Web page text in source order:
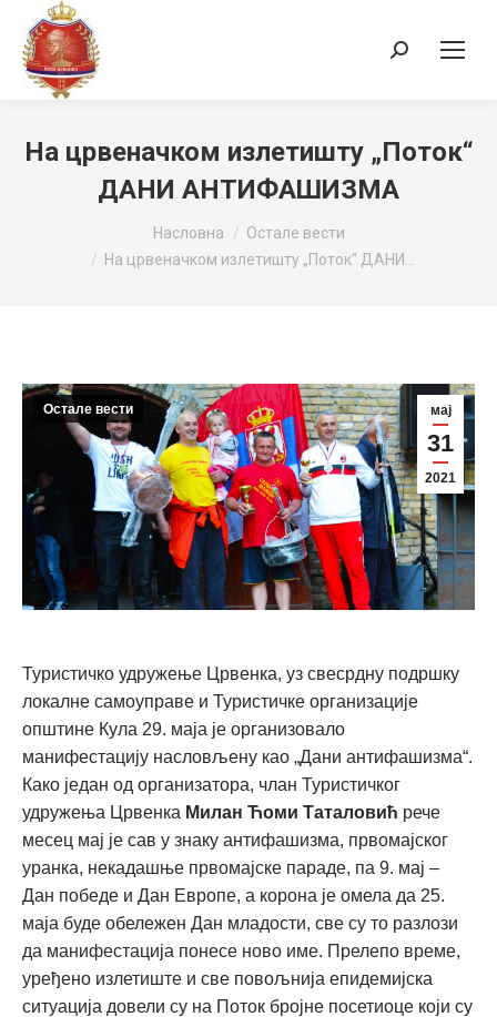
Search:
На црвеначком излетишту „Поток“
ДАНИ АНТИФАШИЗМА
Насловна
Остале вести
На црвеначком излетишту „Поток“ ДАНИ…
мај
31
2021
Остале вести
Туристичко удружење Црвенка, уз свесрдну подршку
локалне самоуправе и Туристичке организације
општине Кула 29. маја је организовало
манифестацију насловљену као „Дани антифашизма“.
Како један од организатора, члан Туристичког
удружења Црвенка Милан Ћоми Таталовић рече
месец мај је сав у знаку антифашизма, првомајског
уранка, некадашње првомајске параде, па 9. мај –
Дан победе и Дан Европе, а корона је омела да 25.
маја буде обележен Дан младости, све су то разлози
да манифестација понесе ново име. Прелепо време,
уређено излетиште и све повољнија епидемијска
ситуација довели су на Поток бројне посетиоце који су